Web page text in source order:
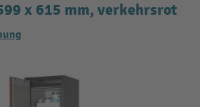
x 615 mm, verkehrsrot